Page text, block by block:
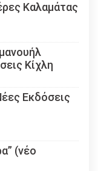
Καλαμάτας
Κίχλη
Εκδόσεις
(νέο